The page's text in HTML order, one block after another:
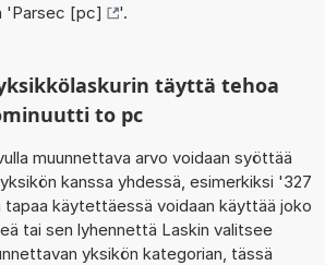
'Parsec [pc] '.
täyttä tehoa
to pc
muunnettava arvo voidaan syöttää
kanssa yhdessä, esimerkiksi '327
tapaa käytettäessä voidaan käyttää joko
tai sen lyhennettä Laskin valitsee
yksikön kategorian, tässä